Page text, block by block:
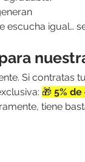
escucha igual…
Si contratas
🎁 5%
tiene